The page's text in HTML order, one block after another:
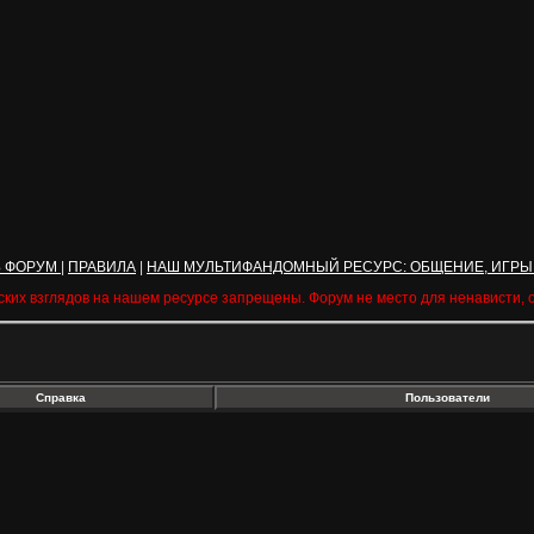
ФОРУМ ПРАВИЛА
НАШ МУЛЬТИФАНДОМНЫЙ РЕСУРС: ОБЩЕНИЕ,
взглядов на нашем ресурсе запрещены. Форум не место для
Справка Пользователи